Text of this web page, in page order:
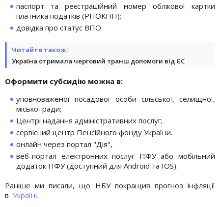
паспорт та реєстраційний номер облікової картки
платника податків (РНОКПП);
довідка про статус ВПО.
Читайте також:
Україна отримала черговий транш допомоги від ЄС
Оформити субсидію можна в:
уповноваженої посадової особи сільської, селищної,
міської ради;
Центрі надання адміністративних послуг;
сервісний центр Пенсійного фонду України.
онлайн через портал "Дія",
веб-портал електронних послуг ПФУ або мобільний
додаток ПФУ (доступний для Android та IOS).
Раніше ми писали, що НБУ покращив прогноз інфляції
в Україні.